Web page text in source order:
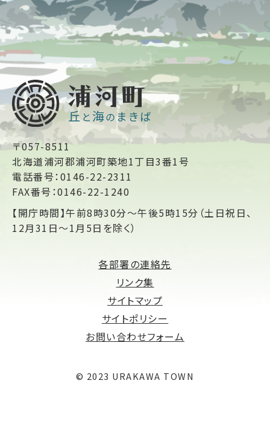
〒057-8511
北海道浦河郡浦河町築地1丁目3番1号
電話番号：0146-22-2311
FAX番号：0146-22-1240
【開庁時間】午前8時30分～午後5時15分（土日祝日、
12月31日～1月5日を除く）
各部署の連絡先
リンク集
サイトマップ
サイトポリシー
お問い合わせフォーム
© 2023 URAKAWA TOWN